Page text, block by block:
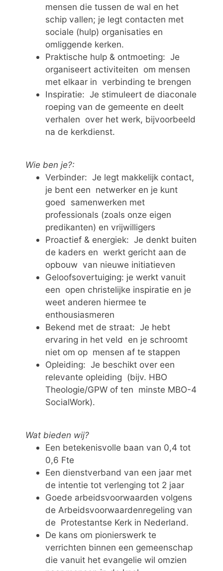
mensen die tussen de wal en het
schip vallen; je legt contacten met
sociale (hulp) organisaties en
omliggende kerken.
Praktische hulp & ontmoeting: Je
organiseert activiteiten om mensen
met elkaar in verbinding te brengen
Inspiratie: Je stimuleert de diaconale
roeping van de gemeente en deelt
verhalen over het werk, bijvoorbeeld
na de kerkdienst.
Wie ben je?:
Verbinder: Je legt makkelijk contact,
je bent een netwerker en je kunt
goed samenwerken met
professionals (zoals onze eigen
predikanten) en vrijwilligers
Proactief & energiek: Je denkt buiten
de kaders en werkt gericht aan de
opbouw van nieuwe initiatieven
Geloofsovertuiging: je werkt vanuit
een open christelijke inspiratie en je
weet anderen hiermee te
enthousiasmeren
Bekend met de straat: Je hebt
ervaring in het veld en je schroomt
niet om op mensen af te stappen
Opleiding: Je beschikt over een
relevante opleiding (bijv. HBO
Theologie/GPW of ten minste MBO-4
SocialWork).
Wat bieden wij?
Een betekenisvolle baan van 0,4 tot
0,6 Fte
Een dienstverband van een jaar met
de intentie tot verlenging tot 2 jaar
Goede arbeidsvoorwaarden volgens
de Arbeidsvoorwaardenregeling van
de Protestantse Kerk in Nederland.
De kans om pionierswerk te
verrichten binnen een gemeenschap
die vanuit het evangelie wil omzien